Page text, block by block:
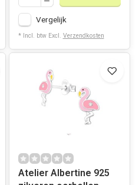
Vergelijk
* Incl. btw Excl. Verzendkosten
Atelier Albertine 925